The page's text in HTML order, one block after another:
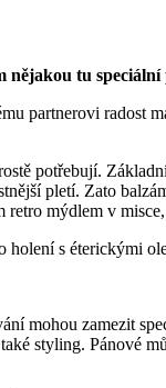
nějakou tu speciální
partnerovi radost
potřebují.
pletí. Zato
mýdlem v
holení s éterickými
mohou zamezit
styling. Pánové